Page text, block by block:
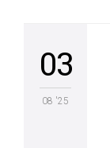
03
08 '25